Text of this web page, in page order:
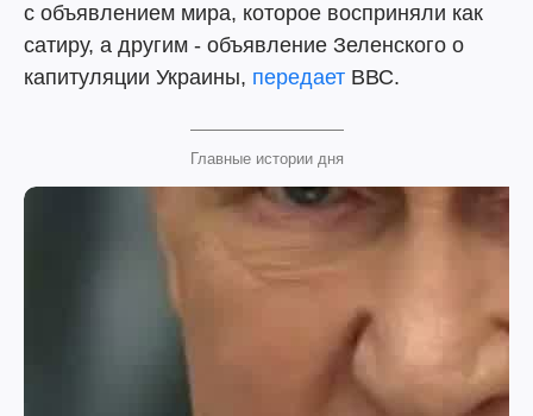
с объявлением мира, которое восприняли как
сатиру, а другим - объявление Зеленского о
капитуляции Украины, передает ВВС.
Главные истории дня